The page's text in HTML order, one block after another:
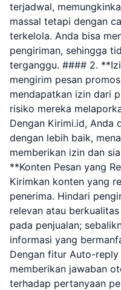
terjadwal,
massal tetapi dengan
terkelola. Anda bisa
pengiriman, sehingga
terganggu. #### 2.
mengirim pesan
mendapatkan izin dari
risiko mereka
Dengan Kirimi.id, Anda
dengan lebih baik,
memberikan izin dan
**Konten Pesan yang
Kirimkan konten yang
penerima. Hindari
relevan atau
pada penjualan;
informasi yang
Dengan fitur Auto-
memberikan jawaban
terhadap pertanyaan